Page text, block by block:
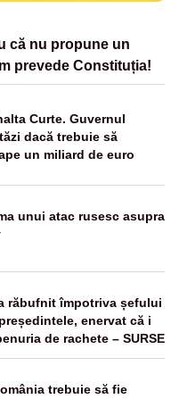
că nu propune un
prevede Constituția!
Curte. Guvernul
dacă trebuie să
un miliard de euro
unui atac rusesc asupra
răbufnit împotriva șefului
enervat că i
de rachete – SURSE
trebuie să fie